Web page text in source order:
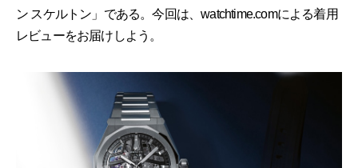
ン スケルトン」である。今回は、watchtime.comによる着用
レビューをお届けしよう。